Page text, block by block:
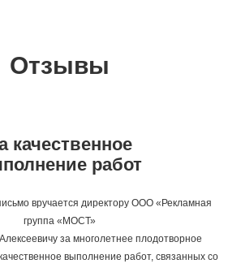
Отзывы
качественное
работ
вручается директору ООО «Рекламная
группа «МОСТ»
за многолетнее плодотворное
выполнение работ, связанных со